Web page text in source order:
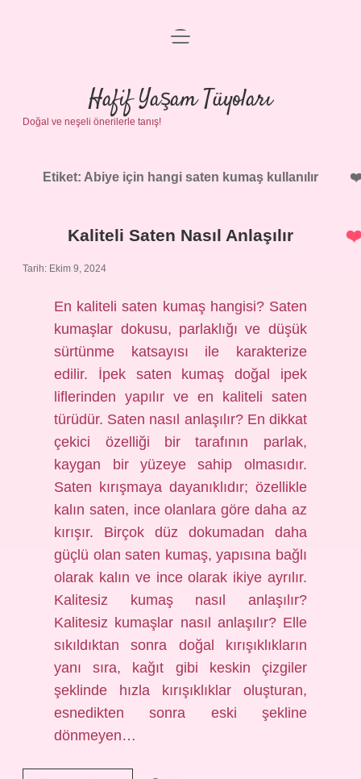
Anasayfa
Gizlilik Politikası
Yasal Uyarı
menüyü
Hafif Yaşam Tüyoları
Doğal ve neşeli önerilerle tanış!
Etiket: Abiye için hangi saten kumaş kullanılır
Kaliteli Saten Nasıl Anlaşılır
Tarih: Ekim 9, 2024
En kaliteli saten kumaş hangisi? Saten
kumaşlar dokusu, parlaklığı ve düşük
sürtünme katsayısı ile karakterize
edilir. İpek saten kumaş doğal ipek
liflerinden yapılır ve en kaliteli saten
türüdür. Saten nasıl anlaşılır? En dikkat
çekici özelliği bir tarafının parlak,
kaygan bir yüzeye sahip olmasıdır.
Saten kırışmaya dayanıklıdır; özellikle
kalın saten, ince olanlara göre daha az
kırışır. Birçok düz dokumadan daha
güçlü olan saten kumaş, yapısına bağlı
olarak kalın ve ince olarak ikiye ayrılır.
Kalitesiz kumaş nasıl anlaşılır?
Kalitesiz kumaşlar nasıl anlaşılır? Elle
sıkıldıktan sonra doğal kırışıklıkların
yanı sıra, kağıt gibi keskin çizgiler
şeklinde hızla kırışıklıklar oluşturan,
esnedikten sonra eski şekline
dönmeyen…